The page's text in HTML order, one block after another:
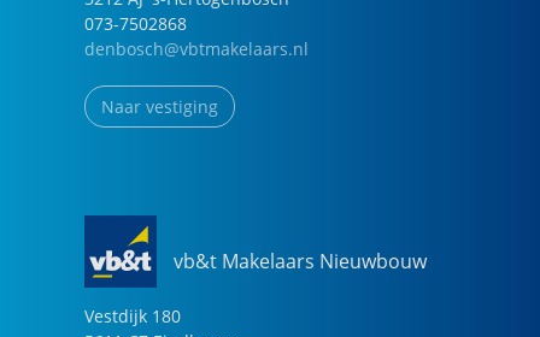
073-7502868
denbosch@vbtmakelaars.nl
Naar vestiging
vb&t Makelaars Nieuwbouw
Vestdijk 180